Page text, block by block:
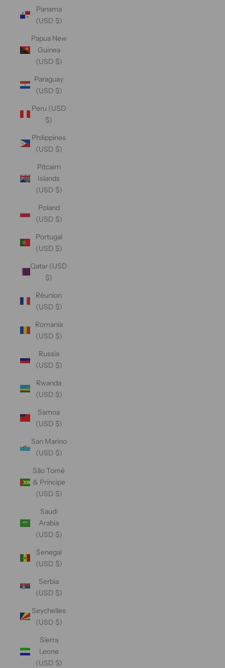
Panama
(USD $)
Papua New
Guinea
(USD $)
Paraguay
(USD $)
Peru (USD
$)
Philippines
(USD $)
Pitcairn
Islands
(USD $)
Poland
(USD $)
Portugal
(USD $)
Qatar (USD
$)
Réunion
(USD $)
Romania
(USD $)
Russia
(USD $)
Rwanda
(USD $)
Samoa
(USD $)
San Marino
(USD $)
São Tomé
& Príncipe
(USD $)
Saudi
Arabia
(USD $)
Senegal
(USD $)
Serbia
(USD $)
Seychelles
(USD $)
Sierra
Leone
(USD $)